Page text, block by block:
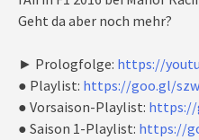
Geht da aber noch mehr?
► Prologfolge: https://
● Playlist: https://goo.gl/
● Vorsaison-Playlist: https://
● Saison 1-Playlist: https://